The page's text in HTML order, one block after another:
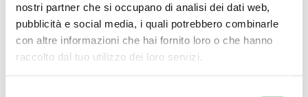
nostri partner che si occupano di analisi dei dati web,
pubblicità e social media, i quali potrebbero combinarle
con altre informazioni che hai fornito loro o che hanno
raccolto dal tuo utilizzo dei loro servizi.